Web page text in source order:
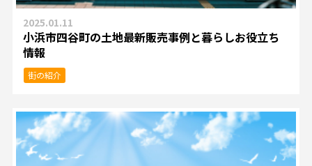
2025.01.11
小浜市四谷町の土地最新販売事例と暮らしお役立ち
情報
街の紹介